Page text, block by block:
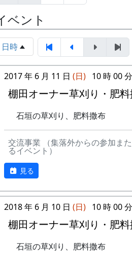
田圃の草刈も肥料散布もすぐに終
ったので、岩座神の入り口にある
引きもやってもらった。
最初に、区画担当のスタッフから
ベント
日時
2017 年 6 月 11 日 (日) 10 時 00
棚田オーナー草刈り・肥料
石垣の草刈り、肥料撒布
交流事業 （集落外からの参加ま
るイベント）
見る
2018 年 6 月 10 日 (日) 10 時 00
棚田オーナー草刈り・肥料
石垣の草刈り、肥料撒布